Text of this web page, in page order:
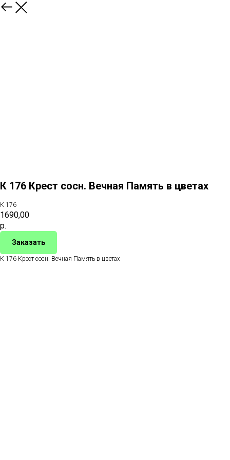
назад
К 176 Крест сосн. Вечная Память в цветах
К 176
1690,00
р.
Заказать
К 176 Крест сосн. Вечная Память в цветах